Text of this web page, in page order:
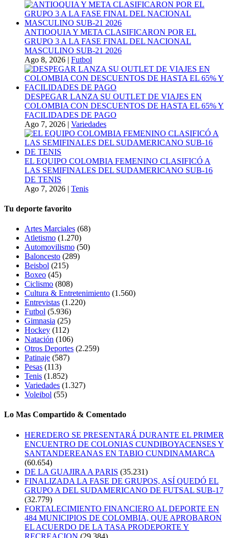
ANTIOQUIA Y META CLASIFICARON POR EL
GRUPO 3 A LA FASE FINAL DEL NACIONAL
MASCULINO SUB-21 2026
Ago 8, 2026 | Futbol
DESPEGAR LANZA SU OUTLET DE VIAJES EN
COLOMBIA CON DESCUENTOS DE HASTA EL 65% Y
FACILIDADES DE PAGO
Ago 7, 2026 | Variedades
EL EQUIPO COLOMBIA FEMENINO CLASIFICÓ A
LAS SEMIFINALES DEL SUDAMERICANO SUB-16
DE TENIS
Ago 7, 2026 | Tenis
Tu deporte favorito
Artes Marciales (68)
Atletismo (1.270)
Automovilismo (50)
Baloncesto (289)
Beisbol (215)
Boxeo (45)
Ciclismo (808)
Cultura & Entretenimiento (1.560)
Entrevistas (1.220)
Futbol (5.936)
Gimnasia (25)
Hockey (112)
Natación (106)
Otros Deportes (2.259)
Patinaje (587)
Pesas (113)
Tenis (1.852)
Variedades (1.327)
Voleibol (55)
Lo Mas Compartido & Comentado
HEREDERO SE PRESENTARÁ DURANTE EL PRIMER
ENCUENTRO DE COLONIAS CUNDIBOYACENSES Y
SANTANDEREANAS EN TABIO CUNDINAMARCA
(60.654)
DE LA GUAJIRA A PARIS (35.231)
FINALIZADA LA FASE DE GRUPOS, ASÍ QUEDÓ EL
GRUPO A DEL SUDAMERICANO DE FUTSAL SUB-17
(32.779)
FORTALECIMIENTO FINANCIERO AL DEPORTE EN
484 MUNICIPIOS DE COLOMBIA, QUE APROBARON
EL ACUERDO DE LA TASA PRODEPORTE Y
RECREACION (29.384)